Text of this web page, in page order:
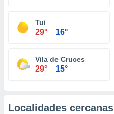
Tui
29° 16°
Vila de Cruces
29° 15°
Localidades cercanas